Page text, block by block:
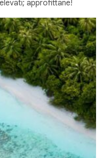
approfittane!